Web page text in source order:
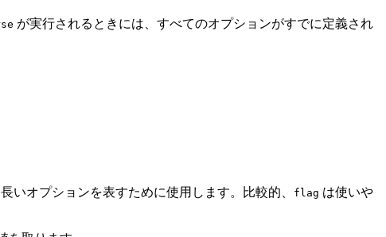
が実行されるときには、すべてのオプションがすでに定義され
いオプションを表すために使用します。比較的、 flag は使いや